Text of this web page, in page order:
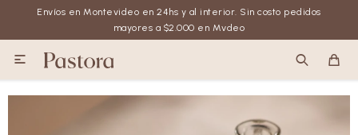
Envíos en Montevideo en 24hs y al interior. Sin costo pedidos
mayores a $2.000 en Mvdeo
